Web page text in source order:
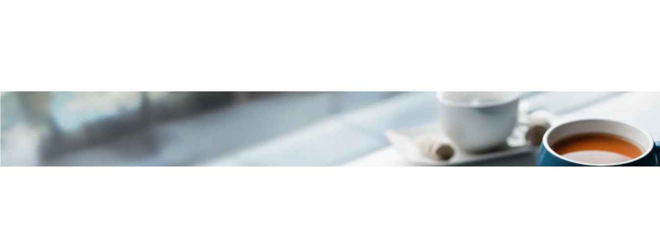
Iscriviti alla newsletter